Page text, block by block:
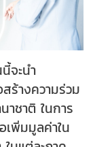
จะนำ
สร้างความร่วม
าชาติ ในการ
เพิ่มมูลค่าใน